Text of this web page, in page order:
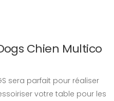
Chien Multico
sera parfait pour réaliser
votre table pour les